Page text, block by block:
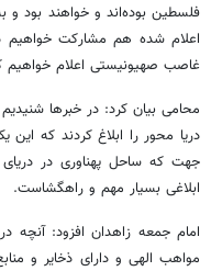
اعلام شده هم مشارکت خواهیم
غاصب صهیونیستی اعلام خواهیم
محامی بیان کرد: در خبرها
دریا محور را ابلاغ کردند که
جهت که ساحل پهناوری در
ابلاغی بسیار مهم و راهگشاست.
امام جمعه زاهدان افزود: آنچه
مواهب الهی و دارای ذخایر و